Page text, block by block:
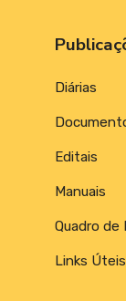
Diárias
Editais
Manuais
Quadro de
Links Úteis